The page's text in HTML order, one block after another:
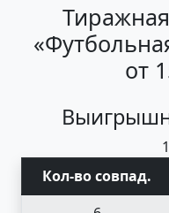
от
Кол-во совпад.